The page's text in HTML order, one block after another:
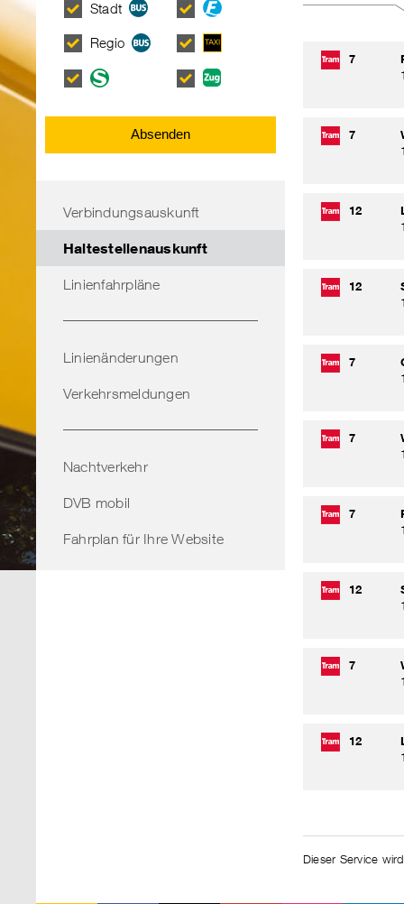
Stadt
Regio
S-
Fähre
Anrufsammeltaxi
Rufbus
Zug
Absenden
Verbindungsauskunft
Haltestellenauskunft
Linienfahrpläne
Linienänderungen
Verkehrsmeldungen
Nachtverkehr
DVB mobil
Fahrplan für Ihre Website
7
7
12
12
7
7
7
12
7
12
Dieser Service